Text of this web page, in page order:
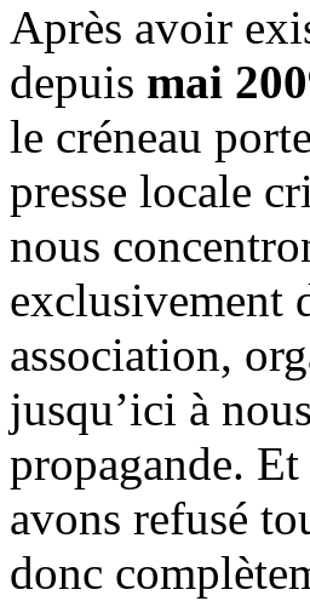
Après avoir
depuis mai
le créneau
presse locale
nous
exclusivement
association,
jusqu’ici à
propagande.
avons refusé
donc